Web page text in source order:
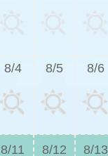
8/4 8/5 8/6
8/11 8/12 8/13